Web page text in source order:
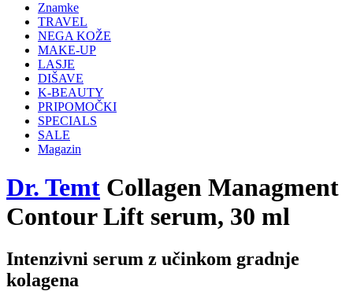
Znamke
TRAVEL
NEGA KOŽE
MAKE-UP
LASJE
DIŠAVE
K-BEAUTY
PRIPOMOČKI
SPECIALS
SALE
Magazin
Dr. Temt Collagen Managment
Contour Lift serum, 30 ml
Intenzivni serum z učinkom gradnje
kolagena